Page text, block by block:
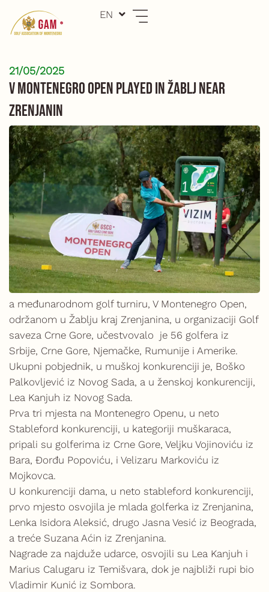
content
EN
ME
21/05/2025
V Montenegro Open played in Žablj near
Zrenjanin
a međunarodnom golf turniru, V Montenegro Open,
održanom u Žablju kraj Zrenjanina, u organizaciji Golf
saveza Crne Gore, učestvovalo je 56 golfera iz
Srbije, Crne Gore, Njemačke, Rumunije i Amerike.
Ukupni pobjednik, u muškoj konkurenciji je, Boško
Palkovljević iz Novog Sada, a u ženskoj konkurenciji,
Lea Kanjuh iz Novog Sada.
Prva tri mjesta na Montenegro Openu, u neto
Stableford konkurenciji, u kategoriji muškaraca,
pripali su golferima iz Crne Gore, Veljku Vojinoviću iz
Bara, Đorđu Popoviću, i Velizaru Markoviću iz
Mojkovca.
U konkurenciji dama, u neto stableford konkurenciji,
prvo mjesto osvojila je mlada golferka iz Zrenjanina,
Lenka Isidora Aleksić, drugo Jasna Vesić iz Beograda,
a treće Suzana Aćin iz Zrenjanina.
Nagrade za najduže udarce, osvojili su Lea Kanjuh i
Marius Calugaru iz Temišvara, dok je najbliži rupi bio
Vladimir Kunić iz Sombora.